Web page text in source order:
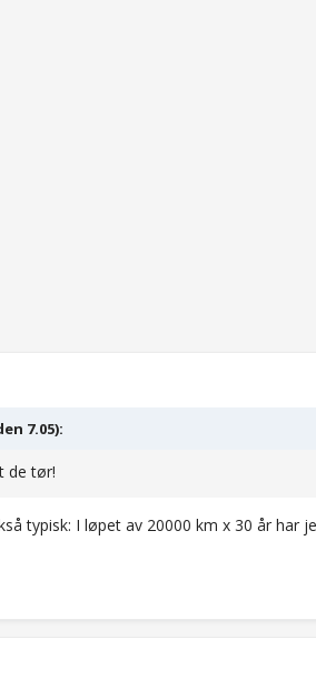
7.05):
de tør!
typisk: I løpet av 20000 km x 30 år har